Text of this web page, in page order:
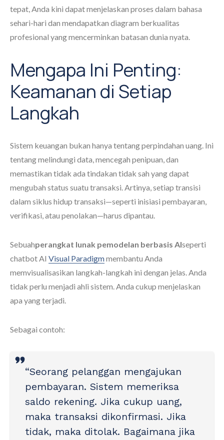
tepat, Anda kini dapat menjelaskan proses dalam bahasa
sehari-hari dan mendapatkan diagram berkualitas
profesional yang mencerminkan batasan dunia nyata.
Mengapa Ini Penting:
Keamanan di Setiap
Langkah
Sistem keuangan bukan hanya tentang perpindahan uang. Ini
tentang melindungi data, mencegah penipuan, dan
memastikan tidak ada tindakan tidak sah yang dapat
mengubah status suatu transaksi. Artinya, setiap transisi
dalam siklus hidup transaksi—seperti inisiasi pembayaran,
verifikasi, atau penolakan—harus dipantau.
Sebuahperangkat lunak pemodelan berbasis AIseperti
chatbot AI Visual Paradigmmembantu Anda
memvisualisasikan langkah-langkah ini dengan jelas. Anda
tidak perlu menjadi ahli sistem. Anda cukup menjelaskan
apa yang terjadi.
Sebagai contoh:
“Seorang pelanggan mengajukan
pembayaran. Sistem memeriksa
saldo rekening. Jika cukup uang,
maka transaksi dikonfirmasi. Jika
tidak, maka ditolak. Bagaimana jika